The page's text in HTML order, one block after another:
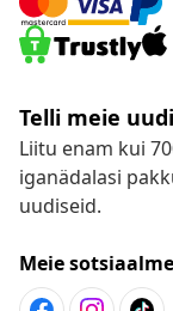
Telli meie
Liitu enam kui
iganädalasi
uudiseid.
Meie